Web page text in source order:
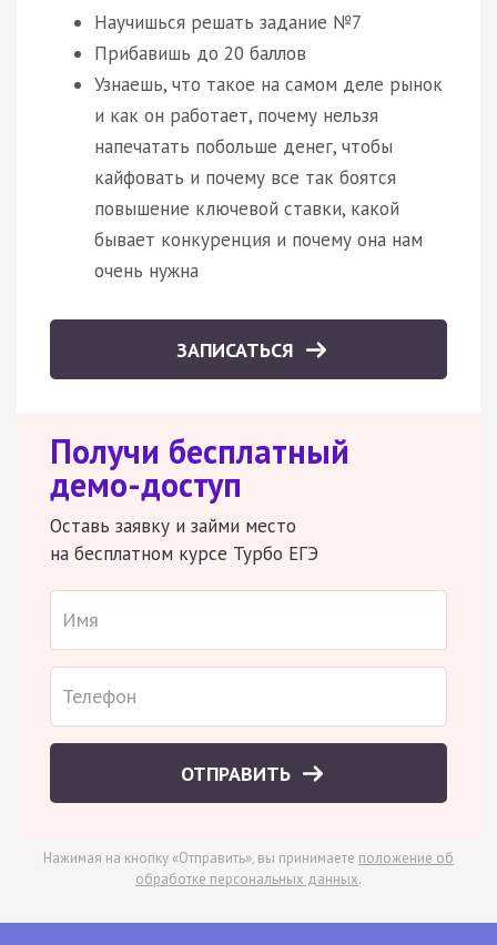
Научишься решать задание №7
Прибавишь до 20 баллов
Узнаешь, что такое на самом деле рынок
и как он работает, почему нельзя
напечатать побольше денег, чтобы
кайфовать и почему все так боятся
повышение ключевой ставки, какой
бывает конкуренция и почему она нам
очень нужна
ЗАПИСАТЬСЯ
Получи бесплатный
демо-доступ
Оставь заявку и займи место
на бесплатном курсе Турбо ЕГЭ
ОТПРАВИТЬ
Нажимая на кнопку «Отправить», вы принимаете положение об
обработке персональных данных.